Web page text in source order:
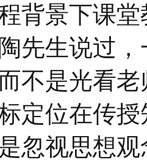
背景下课堂
先生说过
不是光看
定位在传
忽视思想